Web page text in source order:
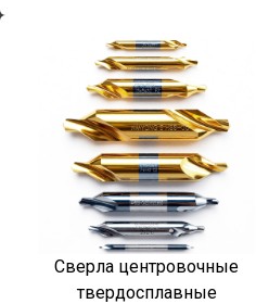
Сверла центровочные
твердосплавные